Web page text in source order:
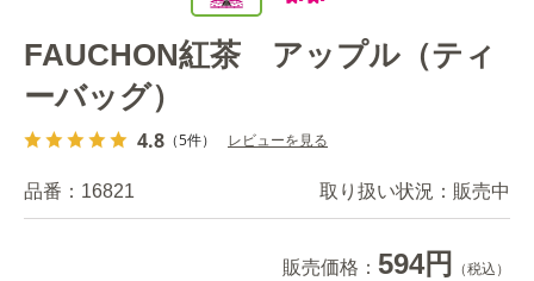
FAUCHON紅茶 アップル（ティ
ーバッグ）
4.8 （5件） レビューを見る
品番： 16821 取り扱い状況： 販売中
販売価格： 594円 （税込）